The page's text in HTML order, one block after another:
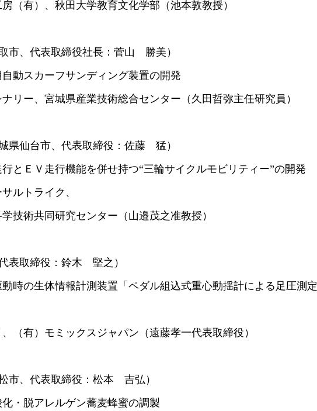
）、秋田大学教育文化学部（池本敦教授）
市、代表取締役社長：菅山 勝美）
スカーフサンディング装置の開発
、宮城県産業技術総合センター（久田哲弥主任研究員）
県仙台市、代表取締役：佐藤 猛）
Ｖ走行機能を併せ持つ“三輪サイクルモビリティー”の開発
トライク、
究センター（山邉茂之准教授）
表取締役：鈴木 堅之）
の生体情報計測装置「ペダル組込式重心動揺計による足圧測定
）モミックスジャパン（遠藤孝一代表取締役）
市、代表取締役：松本 吉弘）
脱アレルゲン蕎麦蜂蜜の調製